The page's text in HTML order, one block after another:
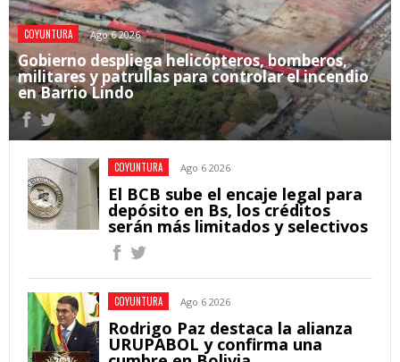
COYUNTURA Ago 6 2026
Gobierno despliega helicópteros, bomberos,
militares y patrullas para controlar el incendio
en Barrio Lindo
COYUNTURA Ago 6 2026
El BCB sube el encaje legal para
depósito en Bs, los créditos
serán más limitados y selectivos
COYUNTURA Ago 6 2026
Rodrigo Paz destaca la alianza
URUPABOL y confirma una